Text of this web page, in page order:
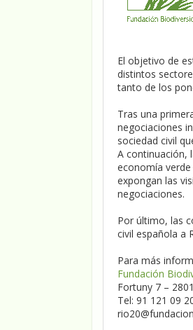
El objetivo de
distintos
tanto de los
Tras una
negociaciones
sociedad civil
A continuación,
economía
expongan las
negociaciones.
Por último, las
civil española a
Para más
Fundación
Fortuny 7 –
Tel: 91 121 09